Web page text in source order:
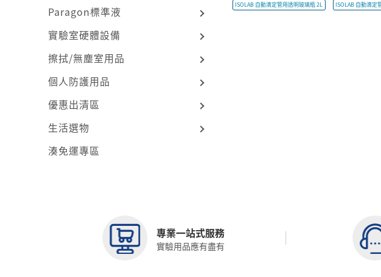
Paragon標準液
實驗室硬體設備
擦拭/無塵室用品
個人防護用品
優惠出清區
生活選物
湊免運專區
ISOLAB 自動滴定管用透明玻璃瓶 2L ISOLAB 自動滴定
專業一站式服務
實驗用品應有盡有